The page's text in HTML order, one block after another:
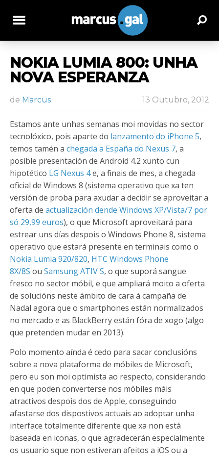
NOKIA LUMIA 800: UNHA
NOVA ESPERANZA
de Marcus 13 Outubro, 2012
Estamos ante unhas semanas moi movidas no sector
tecnolóxico, pois aparte do lanzamento do iPhone 5,
temos tamén a chegada a España do Nexus 7, a
posible presentación de Android 4.2 xunto cun
hipotético LG Nexus 4e, a finais de mes, a chegada
oficial de Windows 8 (sistema operativo que xa ten
versión de proba para axudar a decidir se aproveitar a
oferta de actualización dende Windows XP/Vista/7 por
só 29,99 euros), o que Microsoft aproveitará para
estrear uns días despois o Windows Phone 8, sistema
operativo que estará presente en terminais como o
Nokia Lumia 920/820, HTC Windows Phone
8X/8S ou Samsung ATIV S, o que suporá sangue
fresco no sector móbil, e que ampliará moito a oferta
de solucións neste ámbito de cara á campaña de
Nadal agora que o smartphones están normalizados
no mercado e as BlackBerry están fóra de xogo (algo
que pretenden mudar en 2013).
Polo momento aínda é cedo para sacar conclusións
sobre a nova plataforma de móbiles de Microsoft,
pero eu son moi optimista ao respecto, considerando
en que poden converterse nos móbiles máis
atractivos despois dos de Apple, conseguindo
afastarse dos dispostivos actuais ao adoptar unha
interface totalmente diferente que xa non está
baseada en iconas, o que agradecerán especialmente
os usuario sque non estiveran afeitos a iOS ou a